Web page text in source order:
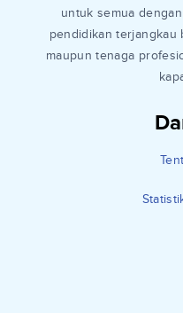
untuk semua
pendidikan terjangkau
maupun tenaga